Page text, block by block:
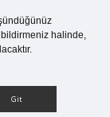
halinde,